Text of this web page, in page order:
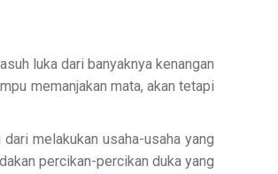
luka dari banyaknya kenangan
memanjakan mata, akan tetapi
melakukan usaha-usaha yang
percikan-percikan duka yang